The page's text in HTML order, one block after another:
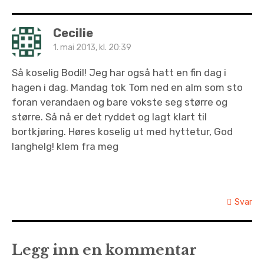
Cecilie
1. mai 2013, kl. 20:39
Så koselig Bodil! Jeg har også hatt en fin dag i
hagen i dag. Mandag tok Tom ned en alm som sto
foran verandaen og bare vokste seg større og
større. Så nå er det ryddet og lagt klart til
bortkjøring. Høres koselig ut med hyttetur, God
langhelg! klem fra meg
Svar
Legg inn en kommentar